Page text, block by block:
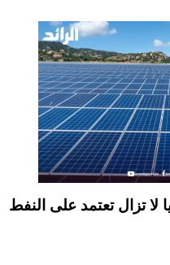
تزال تعتمد على النفط